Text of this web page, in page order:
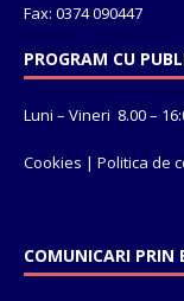
Fax: 0374 090447
PROGRAM CU
Luni – Vineri 8.00 –
Cookies | Politica de
COMUNICARI PRIN